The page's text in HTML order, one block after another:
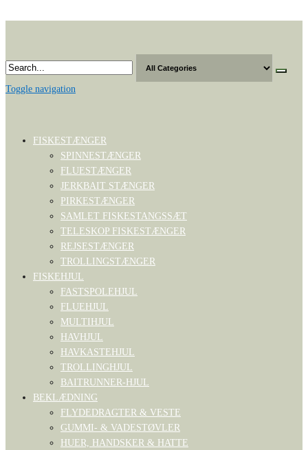
content
Toggle navigation
FISKESTÆNGER
SPINNESTÆNGER
FLUESTÆNGER
JERKBAIT STÆNGER
PIRKESTÆNGER
SAMLET FISKESTANGSSÆT
TELESKOP FISKESTÆNGER
REJSESTÆNGER
TROLLINGSTÆNGER
FISKEHJUL
FASTSPOLEHJUL
FLUEHJUL
MULTIHJUL
HAVHJUL
HAVKASTEHJUL
TROLLINGHJUL
BAITRUNNER-HJUL
BEKLÆDNING
FLYDEDRAGTER & VESTE
GUMMI- & VADESTØVLER
HUER, HANDSKER & HATTE